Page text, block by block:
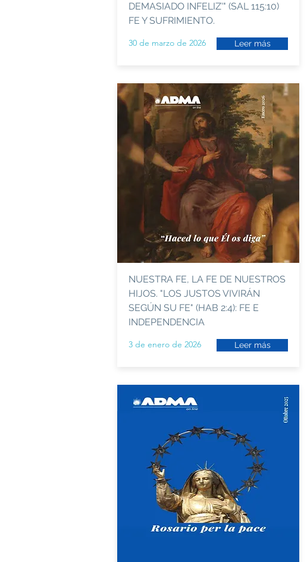
DEMASIADO INFELIZ'" (SAL 115:10)
FE Y SUFRIMIENTO.
30 de marzo de 2026 Leer más
NUESTRA FE, LA FE DE NUESTROS
HIJOS. "LOS JUSTOS VIVIRÁN
SEGÚN SU FE" (HAB 2:4): FE E
INDEPENDENCIA
3 de enero de 2026 Leer más